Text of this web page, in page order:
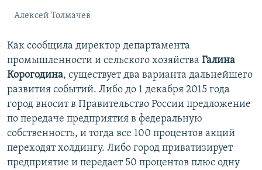
Алексей Толмачев
Как сообщила директор департамента
промышленности и сельского хозяйства Галина
Корогодина, существует два варианта дальнейшего
развития событий. Либо до 1 декабря 2015 года
город вносит в Правительство России предложение
по передаче предприятия в федеральную
собственность, и тогда все 100 процентов акций
переходят холдингу. Либо город приватизирует
предприятие и передает 50 процентов плюс одну